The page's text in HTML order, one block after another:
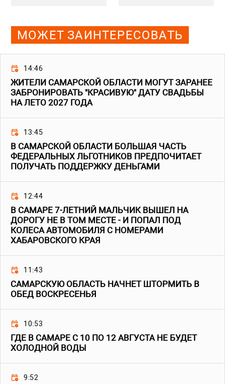
МОЖЕТ ЗАИНТЕРЕСОВАТЬ
14:46
ЖИТЕЛИ САМАРСКОЙ ОБЛАСТИ МОГУТ ЗАРАНЕЕ
ЗАБРОНИРОВАТЬ "КРАСИВУЮ" ДАТУ СВАДЬБЫ
НА ЛЕТО 2027 ГОДА
13:45
В САМАРСКОЙ ОБЛАСТИ БОЛЬШАЯ ЧАСТЬ
ФЕДЕРАЛЬНЫХ ЛЬГОТНИКОВ ПРЕДПОЧИТАЕТ
ПОЛУЧАТЬ ПОДДЕРЖКУ ДЕНЬГАМИ
12:44
В САМАРЕ 7-ЛЕТНИЙ МАЛЬЧИК ВЫШЕЛ НА
ДОРОГУ НЕ В ТОМ МЕСТЕ - И ПОПАЛ ПОД
КОЛЕСА АВТОМОБИЛЯ С НОМЕРАМИ
ХАБАРОВСКОГО КРАЯ
11:43
САМАРСКУЮ ОБЛАСТЬ НАЧНЕТ ШТОРМИТЬ В
ОБЕД ВОСКРЕСЕНЬЯ
10:53
ГДЕ В САМАРЕ С 10 ПО 12 АВГУСТА НЕ БУДЕТ
ХОЛОДНОЙ ВОДЫ
9:52